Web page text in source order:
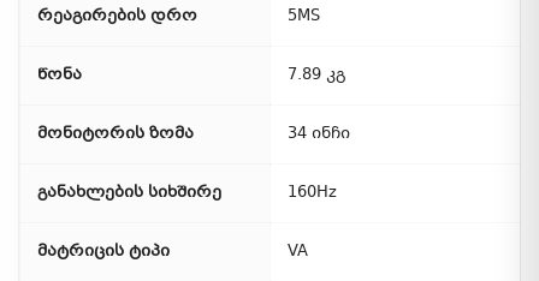
რეაგირების დრო 5MS
წონა 7.89 კგ
მონიტორის ზომა 34 ინჩი
განახლების სიხშირე 160Hz
მატრიცის ტიპი VA